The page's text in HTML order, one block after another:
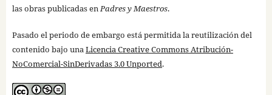
las obras publicadas enPadres y Maestros.
Pasado el periodo de embargo está permitida la reutilización del
contenido bajo unaLicencia Creative Commons Atribución-
NoComercial-SinDerivadas 3.0 Unported.